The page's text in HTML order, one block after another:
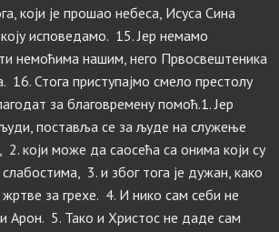
који је прошао небеса, Исуса Сина
исповедамо. 15. Јер немамо
немоћима нашим, него Првосвештеника
16. Стога приступајмо смело престолу
за благовремену помоћ.1. Јер
поставља се за људе на служење
који може да саосећа са онима који су
3. и због тога је дужан, како
за грехе. 4. И нико сам себи не
Арон. 5. Тако и Христос не даде сам